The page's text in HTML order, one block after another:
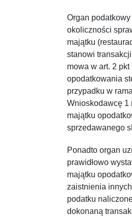
Organ
okoliczności
majątku
stanowi
mowa w art. 2
opodatkowania
przypadku w
Wnioskodawcę 1
majątku
sprzedawanego
Ponadto organ
prawidłowo
majątku
zaistnienia
podatku
dokonaną